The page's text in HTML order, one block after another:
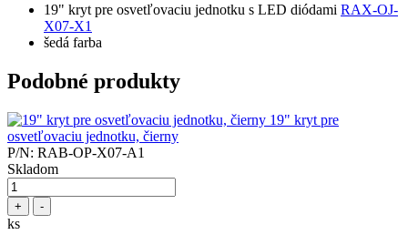
19" kryt pre osvetľovaciu jednotku s LED diódami RAX-OJ-
X07-X1
šedá farba
Podobné produkty
19" kryt pre
osvetľovaciu jednotku, čierny
P/N: RAB-OP-X07-A1
Skladom
+ -
ks